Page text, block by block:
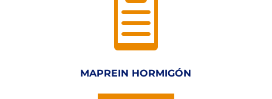

MAPREIN HORMIGÓN